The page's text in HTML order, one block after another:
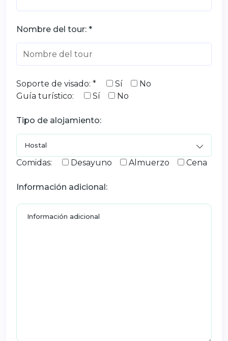
Nombre del tour: *
Soporte de visado: * Sí
No
Guía turístico:
Sí No
Tipo de alojamiento:
Comidas: Desayuno Almuerzo Cena
Información adicional: